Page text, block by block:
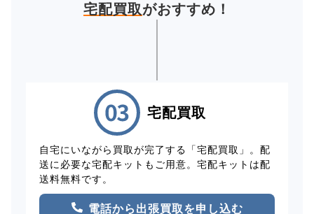
宅配買取がおすすめ！
宅配買取
自宅にいながら買取が完了する「宅配買取」。配
送に必要な宅配キットもご用意。宅配キットは配
送料無料です。
電話から出張買取を申し込む